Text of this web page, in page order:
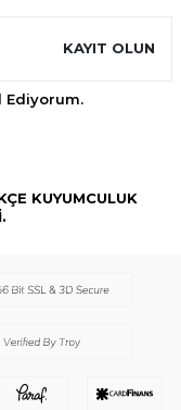
KAYIT OLUN
Ediyorum.
KUYUMCULUK